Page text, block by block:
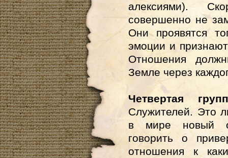
алексиями).
совершенно не
Они проявятся
эмоции и
Отношения
Земле через
Четвертая
Служителей. Это
в мире новый
говорить о
отношения к